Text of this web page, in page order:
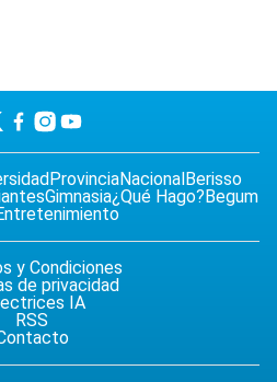
ProvinciaNacionalBerisso
Gimnasia¿Qué Hago?Begum
y Condiciones
de privacidad
IA
RSS